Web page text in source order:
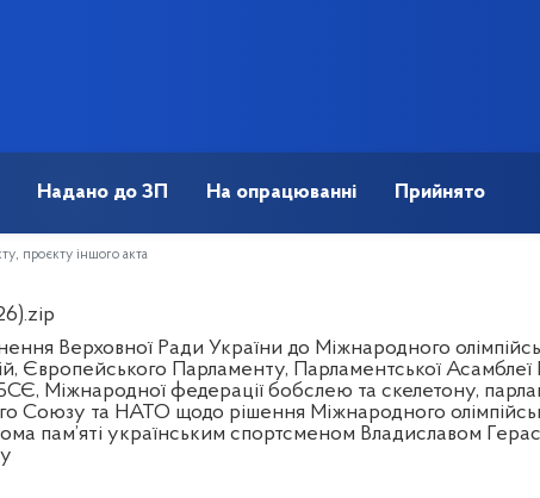
Надано до ЗП На опрацюванні Прийнято
проєкту іншого акта
Верховної Ради України до Міжнародного
Європейського Парламенту, Парламентської
Міжнародної федерації бобслею та скелетону,
Союзу та НАТО щодо рішення Міжнародного
пам’яті українським спортсменом Владиславом